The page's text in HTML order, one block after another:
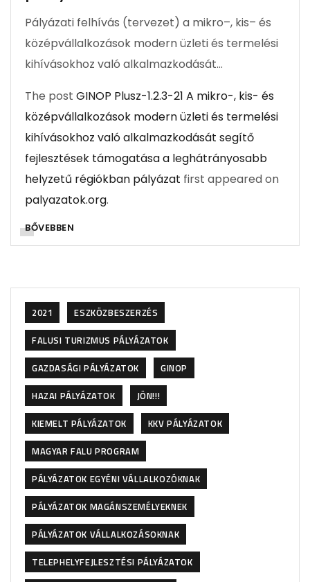
Pályázati felhívás (tervezet) a mikro–, kis– és
középvállalkozások modern üzleti és termelési
kihívásokhoz való alkalmazkodását…
The post GINOP Plusz-1.2.3-21 A mikro-, kis- és
középvállalkozások modern üzleti és termelési
kihívásokhoz való alkalmazkodását segítő
fejlesztések támogatása a leghátrányosabb
helyzetű régiókban pályázat first appeared on
palyazatok.org.
BŐVEBBEN
2021
ESZKÖZBESZERZÉS
FALUSI TURIZMUS PÁLYÁZATOK
GAZDASÁGI PÁLYÁZATOK
GINOP
HAZAI PÁLYÁZATOK
JÖN!!!
KIEMELT PÁLYÁZATOK
KKV PÁLYÁZATOK
MAGYAR FALU PROGRAM
PÁLYÁZATOK EGYÉNI VÁLLALKOZÓKNAK
PÁLYÁZATOK MAGÁNSZEMÉLYEKNEK
PÁLYÁZATOK VÁLLALKOZÁSOKNAK
TELEPHELYFEJLESZTÉSI PÁLYÁZATOK